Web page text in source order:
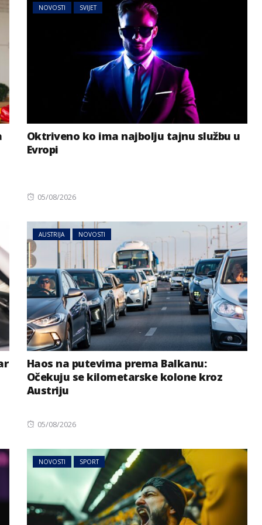
NOVOSTI SVIJET
Oktriveno ko ima najbolju tajnu službu u
Evropi
Posted
05/08/2026
AUSTRIJA NOVOSTI
Haos na putevima prema Balkanu:
Očekuju se kilometarske kolone kroz
Austriju
Posted
05/08/2026
NOVOSTI SPORT
da
BIZNIS NOVOSTI
Njemački penzioneri rade i
do 74. godine